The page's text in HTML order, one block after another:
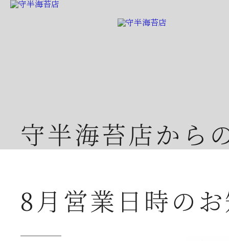
守半海苔店から
2026年07月23日
8月営業日時の